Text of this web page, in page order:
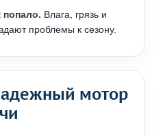
попало. Влага, грязь и
проблемы к сезону.
мотор